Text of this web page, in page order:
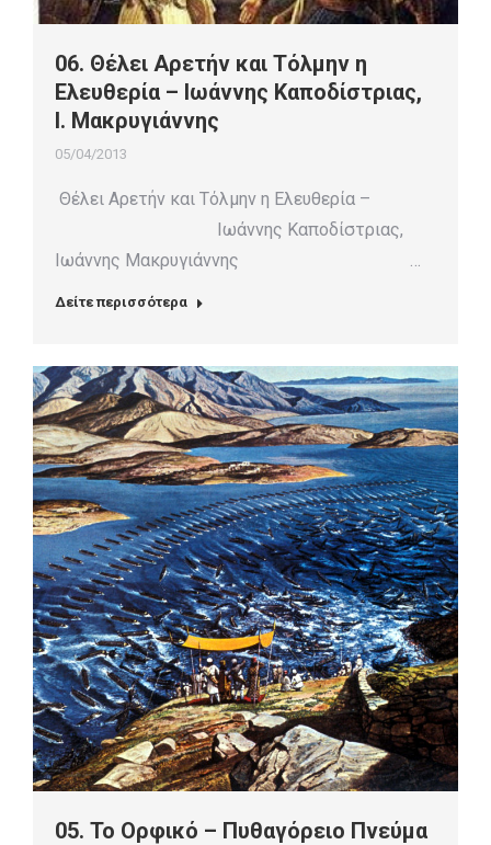
06. Θέλει Αρετήν και Τόλμην η
Ελευθερία – Ιωάννης Καποδίστριας,
I. Μακρυγιάννης
05/04/2013
Θέλει Αρετήν και Τόλμην η Ελευθερία –
Ιωάννης Καποδίστριας,
Ιωάννης Μακρυγιάννης …
Δείτε περισσότερα
05. Το Ορφικό – Πυθαγόρειο Πνεύμα